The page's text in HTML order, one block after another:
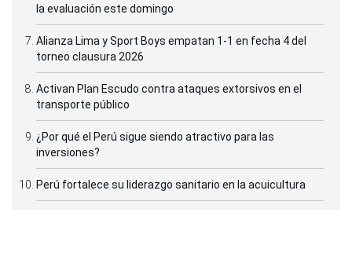
la evaluación este domingo
Alianza Lima y Sport Boys empatan 1-1 en fecha 4 del
torneo clausura 2026
Activan Plan Escudo contra ataques extorsivos en el
transporte público
¿Por qué el Perú sigue siendo atractivo para las
inversiones?
Perú fortalece su liderazgo sanitario en la acuicultura